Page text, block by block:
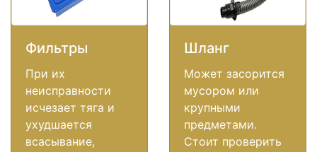
Фильтры
При их
неисправности
исчезает тяга и
ухудшается
всасывание,
Шланг
Может засорится
мусором или
крупными
предметами.
Стоит проверить